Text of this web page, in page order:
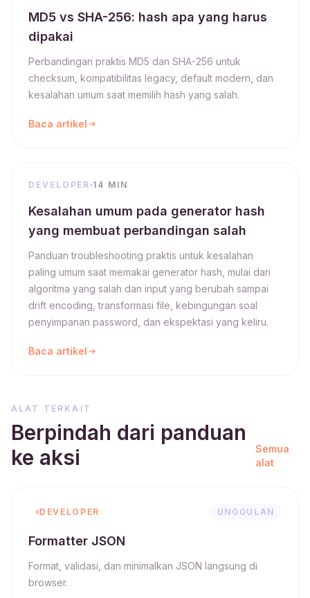
MD5 vs SHA-256: hash apa yang harus
dipakai
Perbandingan praktis MD5 dan SHA-256 untuk
checksum, kompatibilitas legacy, default modern, dan
kesalahan umum saat memilih hash yang salah.
Baca artikel
DEVELOPER 14 MIN
Kesalahan umum pada generator hash
yang membuat perbandingan salah
Panduan troubleshooting praktis untuk kesalahan
paling umum saat memakai generator hash, mulai dari
algoritma yang salah dan input yang berubah sampai
drift encoding, transformasi file, kebingungan soal
penyimpanan password, dan ekspektasi yang keliru.
Baca artikel
ALAT TERKAIT
Berpindah dari panduan
ke aksi
Semua
alat
DEVELOPER UNGGULAN
Formatter JSON
Format, validasi, dan minimalkan JSON langsung di
browser.